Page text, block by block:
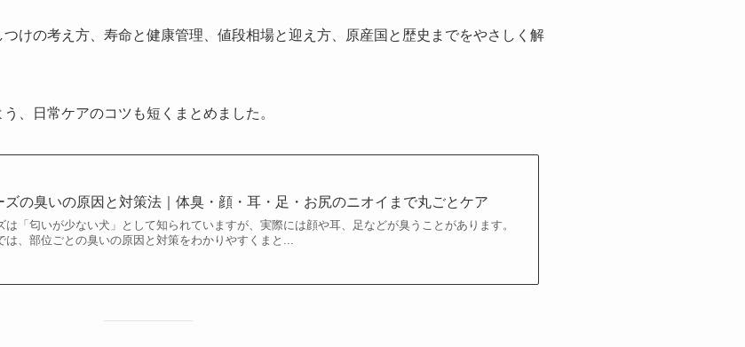
けの考え方、寿命と健康管理、値段相場と迎え方、原産国と歴史までをやさしく解
、日常ケアのコツも短くまとめました。
ズの臭いの原因と対策法｜体臭・顔・耳・足・お尻のニオイまで丸ごとケア
は「匂いが少ない犬」として知られていますが、実際には顔や耳、足などが臭うことがあります。
は、部位ごとの臭いの原因と対策をわかりやすくまと...